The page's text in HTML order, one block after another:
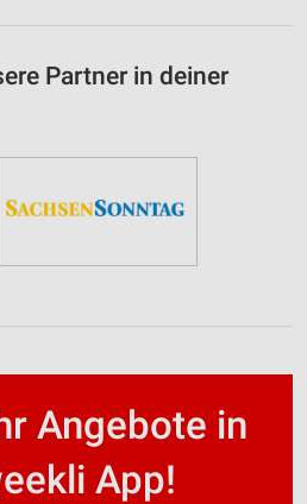
Partner in deiner
Angebote in
App!